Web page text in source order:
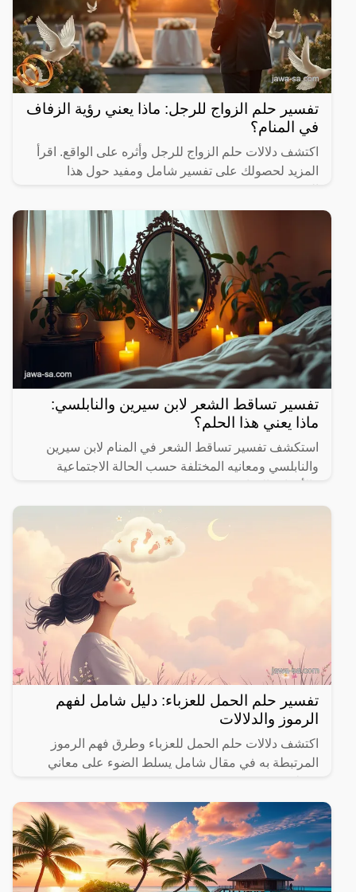
تفسير حلم الزواج للرجل: ماذا يعني رؤية الزفاف
في المنام؟
اكتشف دلالات حلم الزواج للرجل وأثره على الواقع. اقرأ
المزيد لحصولك على تفسير شامل ومفيد حول هذا
تفسير تساقط الشعر لابن سيرين والنابلسي:
ماذا يعني هذا الحلم؟
استكشف تفسير تساقط الشعر في المنام لابن سيرين
والنابلسي ومعانيه المختلفة حسب الحالة الاجتماعية
تفسير حلم الحمل للعزباء: دليل شامل لفهم
الرموز والدلالات
اكتشف دلالات حلم الحمل للعزباء وطرق فهم الرموز
المرتبطة به في مقال شامل يسلط الضوء على معاني